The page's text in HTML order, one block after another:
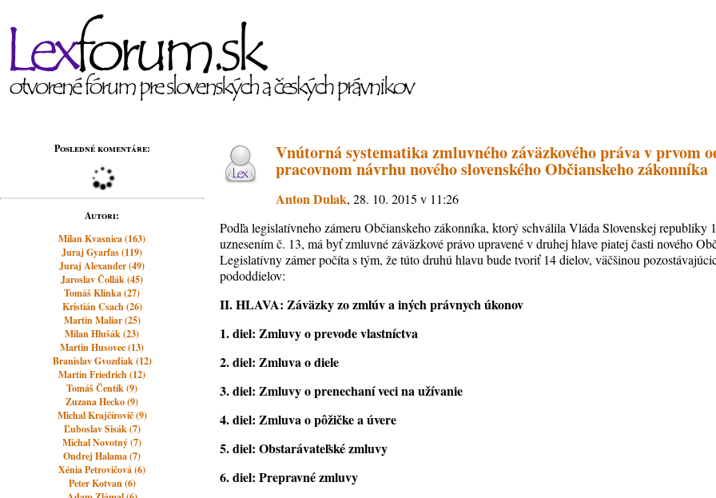
Posledné komentáre:
Autori:
Milan Kvasnica (163)
Juraj Gyarfas (119)
Juraj Alexander (49)
Jaroslav Čollák (45)
Tomáš Klinka (27)
Kristián Csach (26)
Martin Maliar (25)
Milan Hlušák (23)
Martin Husovec (13)
Branislav Gvozdiak (12)
Martin Friedrich (12)
Tomáš Čentík (9)
Zuzana Hecko (9)
Michal Krajčírovič (9)
Ľuboslav Sisák (7)
Michal Novotný (7)
Ondrej Halama (7)
Xénia Petrovičová (6)
Peter Kotvan (6)
Vnútorná systematika zmluvného záväzkového práva v prvom
pracovnom návrhu nového slovenského Občianskeho zákonníka
Anton Dulak, 28. 10. 2015 v 11:26
Podľa legislatívneho zámeru Občianskeho zákonníka, ktorý schválila Vláda Slovenskej republiky
uznesením č. 13, má byť zmluvné záväzkové právo upravené v druhej hlave piatej časti nového
Legislatívny zámer počíta s tým, že túto druhú hlavu bude tvoriť 14 dielov, väčšinou
pododdielov:
II.HLAVA: Záväzky zo zmlúv a iných právnych úkonov
1.diel: Zmluvy o prevode vlastníctva
2.diel: Zmluva o diele
3.diel: Zmluvy o prenechaní veci na užívanie
4.diel: Zmluva o pôžičke a úvere
5.diel: Obstarávateľské zmluvy
6.diel: Prepravné zmluvy